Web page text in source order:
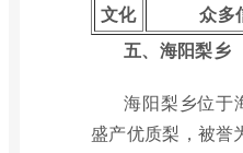
文化
众多
五、海阳梨乡
海阳梨乡位于
盛产优质梨，被誉